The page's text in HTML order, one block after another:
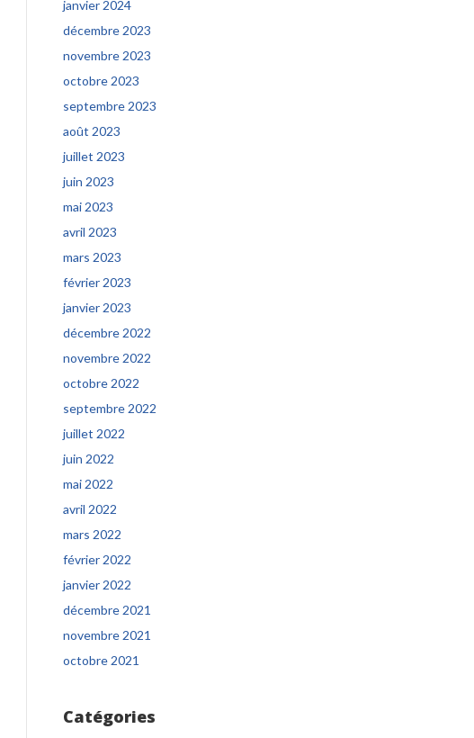
janvier 2024
décembre 2023
novembre 2023
octobre 2023
septembre 2023
août 2023
juillet 2023
juin 2023
mai 2023
avril 2023
mars 2023
février 2023
janvier 2023
décembre 2022
novembre 2022
octobre 2022
septembre 2022
juillet 2022
juin 2022
mai 2022
avril 2022
mars 2022
février 2022
janvier 2022
décembre 2021
novembre 2021
octobre 2021
Catégories